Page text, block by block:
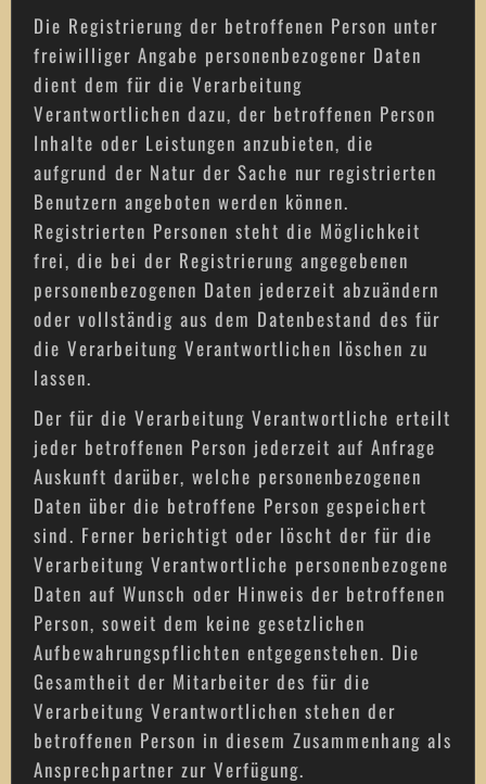
Die Registrierung der betroffenen Person unter
freiwilliger Angabe personenbezogener Daten
dient dem für die Verarbeitung
Verantwortlichen dazu, der betroffenen Person
Inhalte oder Leistungen anzubieten, die
aufgrund der Natur der Sache nur registrierten
Benutzern angeboten werden können.
Registrierten Personen steht die Möglichkeit
frei, die bei der Registrierung angegebenen
personenbezogenen Daten jederzeit abzuändern
oder vollständig aus dem Datenbestand des für
die Verarbeitung Verantwortlichen löschen zu
lassen.
Der für die Verarbeitung Verantwortliche erteilt
jeder betroffenen Person jederzeit auf Anfrage
Auskunft darüber, welche personenbezogenen
Daten über die betroffene Person gespeichert
sind. Ferner berichtigt oder löscht der für die
Verarbeitung Verantwortliche personenbezogene
Daten auf Wunsch oder Hinweis der betroffenen
Person, soweit dem keine gesetzlichen
Aufbewahrungspflichten entgegenstehen. Die
Gesamtheit der Mitarbeiter des für die
Verarbeitung Verantwortlichen stehen der
betroffenen Person in diesem Zusammenhang als
Ansprechpartner zur Verfügung.